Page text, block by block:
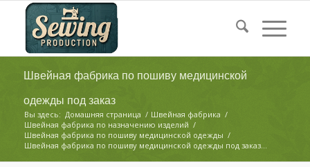
Швейная фабрика по пошиву медицинской
одежды под заказ
Вы здесь: Домашняя страница / Швейная фабрика /
Швейная фабрика по назначению изделий /
Швейная фабрика по пошиву медицинской одежды /
Швейная фабрика по пошиву медицинской одежды под заказ...